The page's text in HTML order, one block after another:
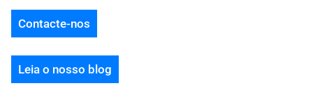
Contacte-nos
Leia o nosso blog